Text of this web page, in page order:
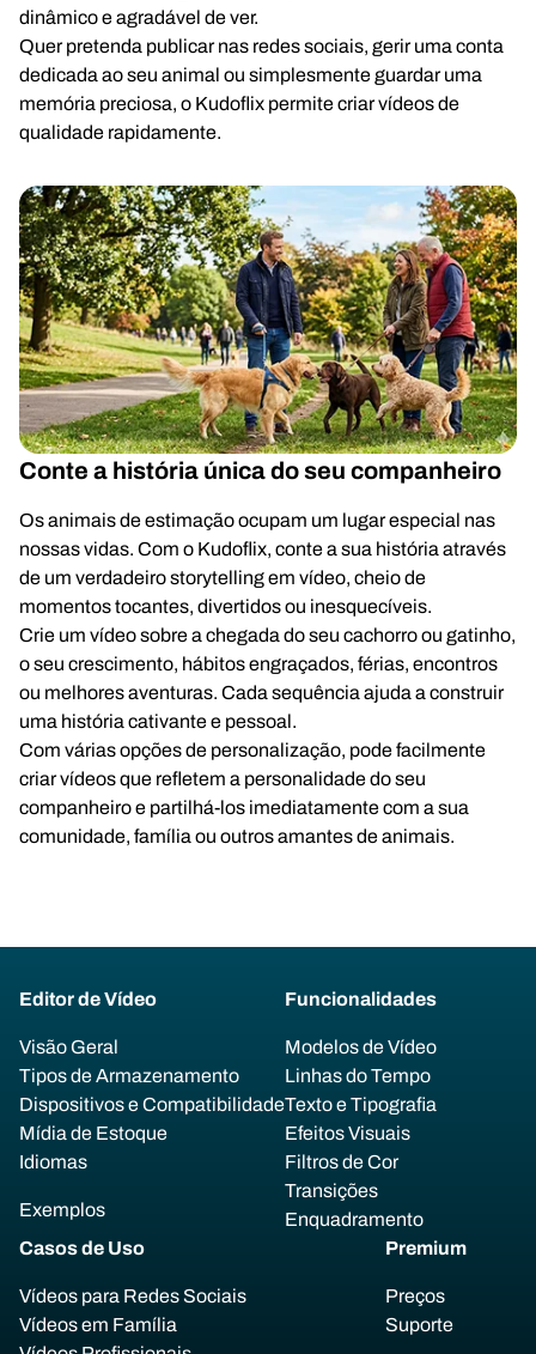
dinâmico e agradável de ver.
Quer pretenda publicar nas redes sociais, gerir uma conta
dedicada ao seu animal ou simplesmente guardar uma
memória preciosa, o Kudoflix permite criar vídeos de
qualidade rapidamente.
Conte a história única do seu companheiro
Os animais de estimação ocupam um lugar especial nas
nossas vidas. Com o Kudoflix, conte a sua história através
de um verdadeiro storytelling em vídeo, cheio de
momentos tocantes, divertidos ou inesquecíveis.
Crie um vídeo sobre a chegada do seu cachorro ou gatinho,
o seu crescimento, hábitos engraçados, férias, encontros
ou melhores aventuras. Cada sequência ajuda a construir
uma história cativante e pessoal.
Com várias opções de personalização, pode facilmente
criar vídeos que refletem a personalidade do seu
companheiro e partilhá-los imediatamente com a sua
comunidade, família ou outros amantes de animais.
Editor de Vídeo
Visão Geral
Tipos de Armazenamento
Dispositivos e Compatibilidade
Mídia de Estoque
Idiomas
Exemplos
Funcionalidades
Modelos de Vídeo
Linhas do Tempo
Texto e Tipografia
Efeitos Visuais
Filtros de Cor
Transições
Enquadramento
Casos de Uso
Vídeos para Redes Sociais
Vídeos em Família
Premium
Preços
Suporte